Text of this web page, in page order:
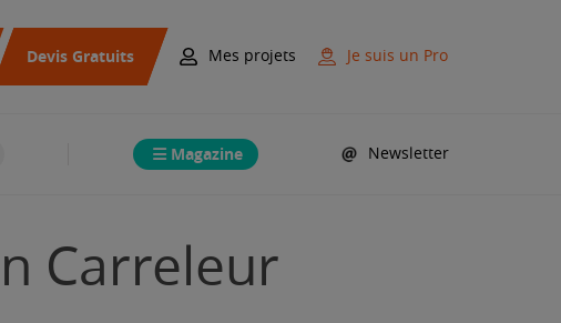
Devis Gratuits Mes projets Je suis un Pro
Magazine Newsletter
Carreleur